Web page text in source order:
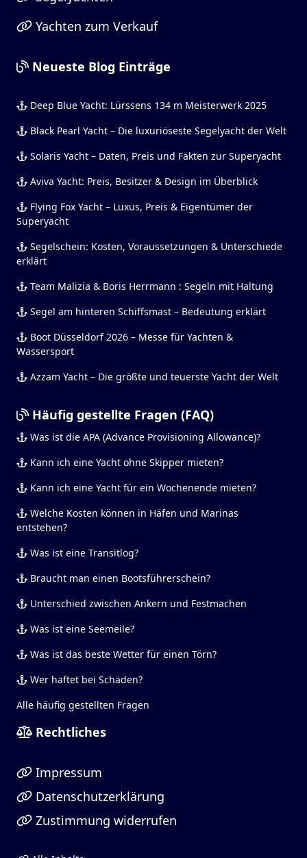
Yachten zum Verkauf
Neueste Blog Einträge
Deep Blue Yacht: Lürssens 134 m Meisterwerk 2025
Black Pearl Yacht – Die luxuriöseste Segelyacht der Welt
Solaris Yacht – Daten, Preis und Fakten zur Superyacht
Aviva Yacht: Preis, Besitzer & Design im Überblick
Flying Fox Yacht – Luxus, Preis & Eigentümer der
Superyacht
Segelschein: Kosten, Voraussetzungen & Unterschiede
erklärt
Team Malizia & Boris Herrmann : Segeln mit Haltung
Segel am hinteren Schiffsmast – Bedeutung erklärt
Boot Düsseldorf 2026 – Messe für Yachten &
Wassersport
Azzam Yacht – Die größte und teuerste Yacht der Welt
Häufig gestellte Fragen (FAQ)
Was ist die APA (Advance Provisioning Allowance)?
Kann ich eine Yacht ohne Skipper mieten?
Kann ich eine Yacht für ein Wochenende mieten?
Welche Kosten können in Häfen und Marinas
entstehen?
Was ist eine Transitlog?
Braucht man einen Bootsführerschein?
Unterschied zwischen Ankern und Festmachen
Was ist eine Seemeile?
Was ist das beste Wetter für einen Törn?
Wer haftet bei Schäden?
Alle häufig gestellten Fragen
Rechtliches
Impressum
Datenschutzerklärung
Zustimmung widerrufen